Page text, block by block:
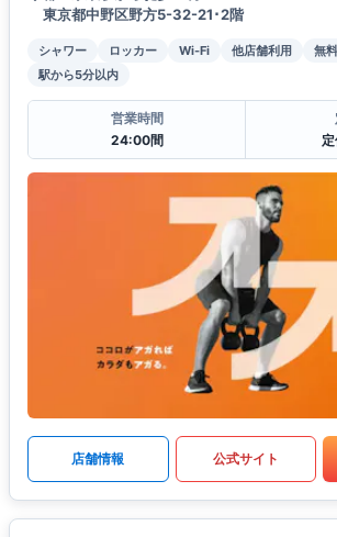
東京都中野区野方5-32-21･2階
シャワー ロッカー Wi-Fi 他店舗利用 無
駅から5分以内
営業時間
24:00間
店舗情報 公式サイト